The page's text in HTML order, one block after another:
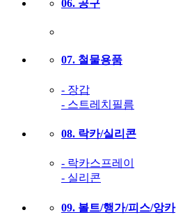
06. 공구
07. 철물용품
- 장갑
- 스트레치필름
08. 락카/실리콘
- 락카스프레이
- 실리콘
09. 볼트/행가/피스/앙카